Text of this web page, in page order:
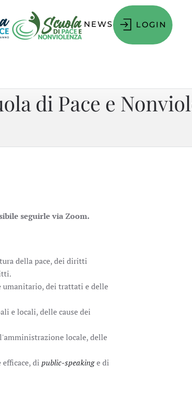
NEWS LOGIN
di Pace e
seguirle via Zoom.
della pace, dei diritti
dei trattati e delle
e locali, delle cause dei
locale, delle
di public-speakinge di